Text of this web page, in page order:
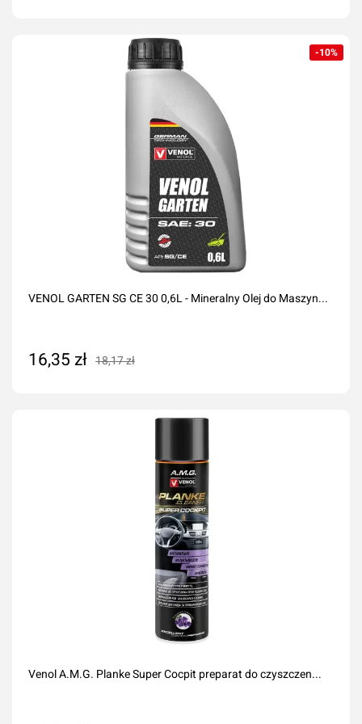
-10%
VENOL GARTEN SG CE 30 0,6L - Mineralny Olej do Maszyn...
16,35 zł 18,17 zł
Venol A.M.G. Planke Super Cocpit preparat do czyszczen...